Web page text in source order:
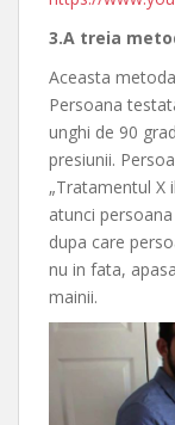
3.A treia
Aceasta
Persoana
unghi de 90
presiunii.
„Tratamentul X
atunci
dupa care
nu in fata,
mainii.